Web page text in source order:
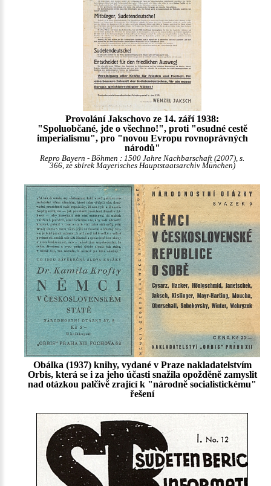
Provolání Jakschovo ze 14. září 1938:
"Spoluobčané, jde o všechno!", proti "osudné cestě
imperialismu", pro "novou Evropu rovnoprávných
národů"
Repro Bayern - Böhmen : 1500 Jahre Nachbarschaft (2007), s.
366, ze sbírek Mayerisches Hauptstaatsarchiv München)
Obálka (1937) knihy, vydané v Praze nakladatelstvím
Orbis, která se i za jeho účasti snažila opožděně zamyslit
nad otázkou palčivě zrající k "národně socialistickému"
řešení